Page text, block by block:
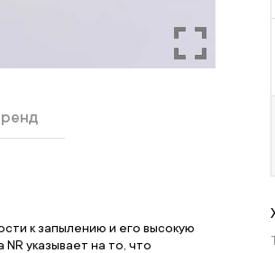
к запылению и его высокую
указывает на то, что